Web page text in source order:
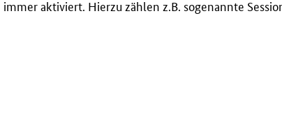
aktiviert. Hierzu zählen z.B. sogenannte